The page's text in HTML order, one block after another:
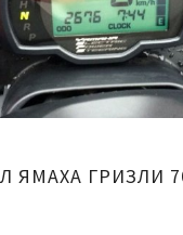
ЯМАХА ГРИЗЛИ